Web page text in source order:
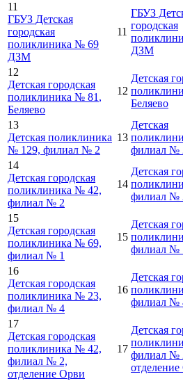
11
ГБУЗ Детская
городская
поликлиника № 69
ДЗМ
11
ГБУЗ
городская
ДЗМ
12
Детская городская
поликлиника № 81 ,
Беляево
12
Детская
Беляево
13
Детская поликлиника
№ 129, филиал № 2
13
Детская
филиал №
14
Детская городская
поликлиника № 42,
филиал № 2
14
Детская
филиал №
15
Детская городская
поликлиника № 69,
филиал № 1
15
Детская
филиал №
16
Детская городская
поликлиника № 23,
филиал № 4
16
Детская
филиал №
17
Детская городская
поликлиника № 42,
филиал № 2,
отделение Орви
17
Детская
филиал №